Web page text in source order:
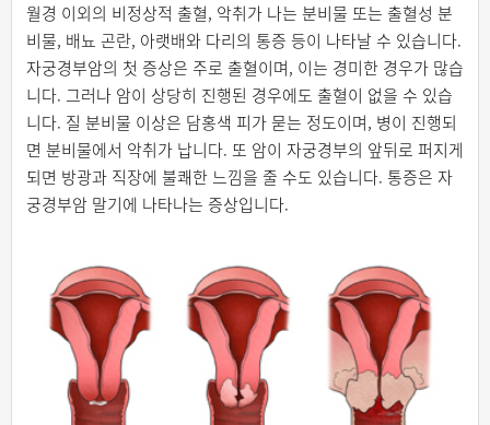
월경 이외의 비정상적 출혈, 악취가 나는 분비물 또는 출혈성 분
비물, 배뇨 곤란, 아랫배와 다리의 통증 등이 나타날 수 있습니다.
자궁경부암의 첫 증상은 주로 출혈이며, 이는 경미한 경우가 많습
니다. 그러나 암이 상당히 진행된 경우에도 출혈이 없을 수 있습
니다. 질 분비물 이상은 담홍색 피가 묻는 정도이며, 병이 진행되
면 분비물에서 악취가 납니다. 또 암이 자궁경부의 앞뒤로 퍼지게
되면 방광과 직장에 불쾌한 느낌을 줄 수도 있습니다. 통증은 자
궁경부암 말기에 나타나는 증상입니다.